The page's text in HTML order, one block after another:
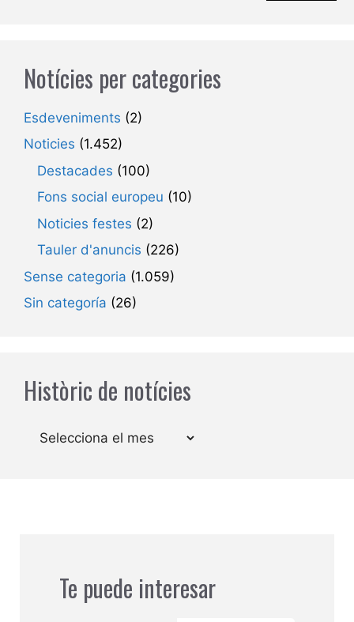
Notícies per categories
Esdeveniments (2)
Noticies (1.452)
Destacades (100)
Fons social europeu (10)
Noticies festes (2)
Tauler d'anuncis (226)
Sense categoria (1.059)
Sin categoría (26)
Històric de notícies
Arxius
Te puede interesar